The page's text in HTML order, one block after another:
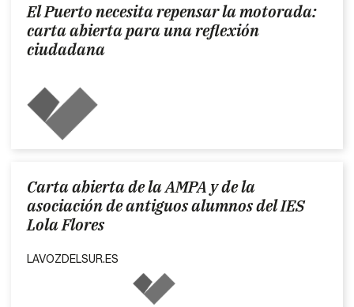
El Puerto necesita repensar la motorada:
carta abierta para una reflexión
ciudadana
Carta abierta de la AMPA y de la
asociación de antiguos alumnos del IES
Lola Flores
LAVOZDELSUR.ES